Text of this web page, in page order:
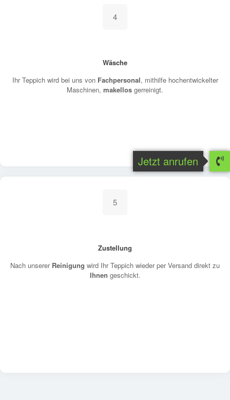
4
Wäsche
Ihr Teppich wird bei uns von Fachpersonal, mithilfe hochentwickelter
Maschinen, makellos gerreinigt.
5
Zustellung
Nach unserer Reinigung wird Ihr Teppich wieder per Versand direkt zu
Ihnen geschickt.
Jetzt anrufen